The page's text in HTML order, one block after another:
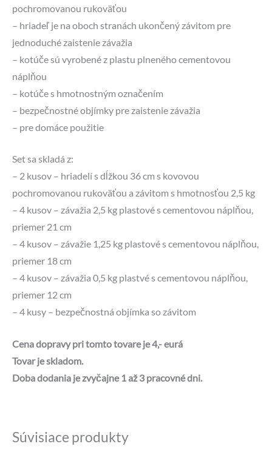
pochromovanou rukoväťou
– hriadeľ je na oboch stranách ukončený závitom pre
jednoduché zaistenie závažia
– kotúče sú vyrobené z plastu plneného cementovou
náplňou
– kotúče s hmotnostným označením
– bezpečnostné objímky pre zaistenie závažia
– pre domáce použitie
Set sa skladá z:
– 2 kusov – hriadelí s dĺžkou 36 cm s kovovou
pochromovanou rukoväťou a závitom s hmotnosťou 2,5 kg
– 4 kusov – závažia 2,5 kg plastové s cementovou náplňou,
priemer 21 cm
– 4 kusov – závažie 1,25 kg plastové s cementovou náplňou,
priemer 18 cm
– 4 kusov – závažia 0,5 kg plastvé s cementovou náplňou,
priemer 12 cm
– 4 kusy – bezpečnostná objímka so závitom
Cena dopravy pri tomto tovare je 4,- eurá
Tovar je skladom.
Doba dodania je zvyčajne 1 až 3 pracovné dni.
Súvisiace produkty